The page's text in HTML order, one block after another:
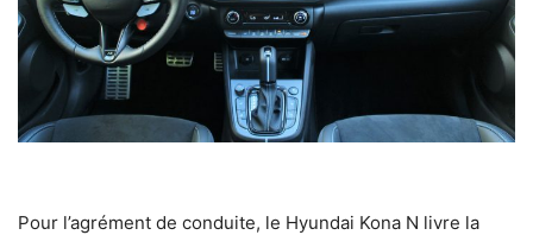
Pour l’agrément de conduite, le Hyundai Kona N livre la